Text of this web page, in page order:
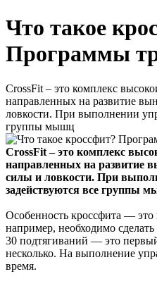
Что такое
Программы
CrossFit – это комплекс
направленных на развитие
ловкости. При выполнении
группы мышц
CrossFit – это комплекс
направленных на развитие
силы и ловкости. При
задействуются все группы
Особенность кроссфита —
например, необходимо
30 подтягиваний — это
несколько. На выполнение
время.